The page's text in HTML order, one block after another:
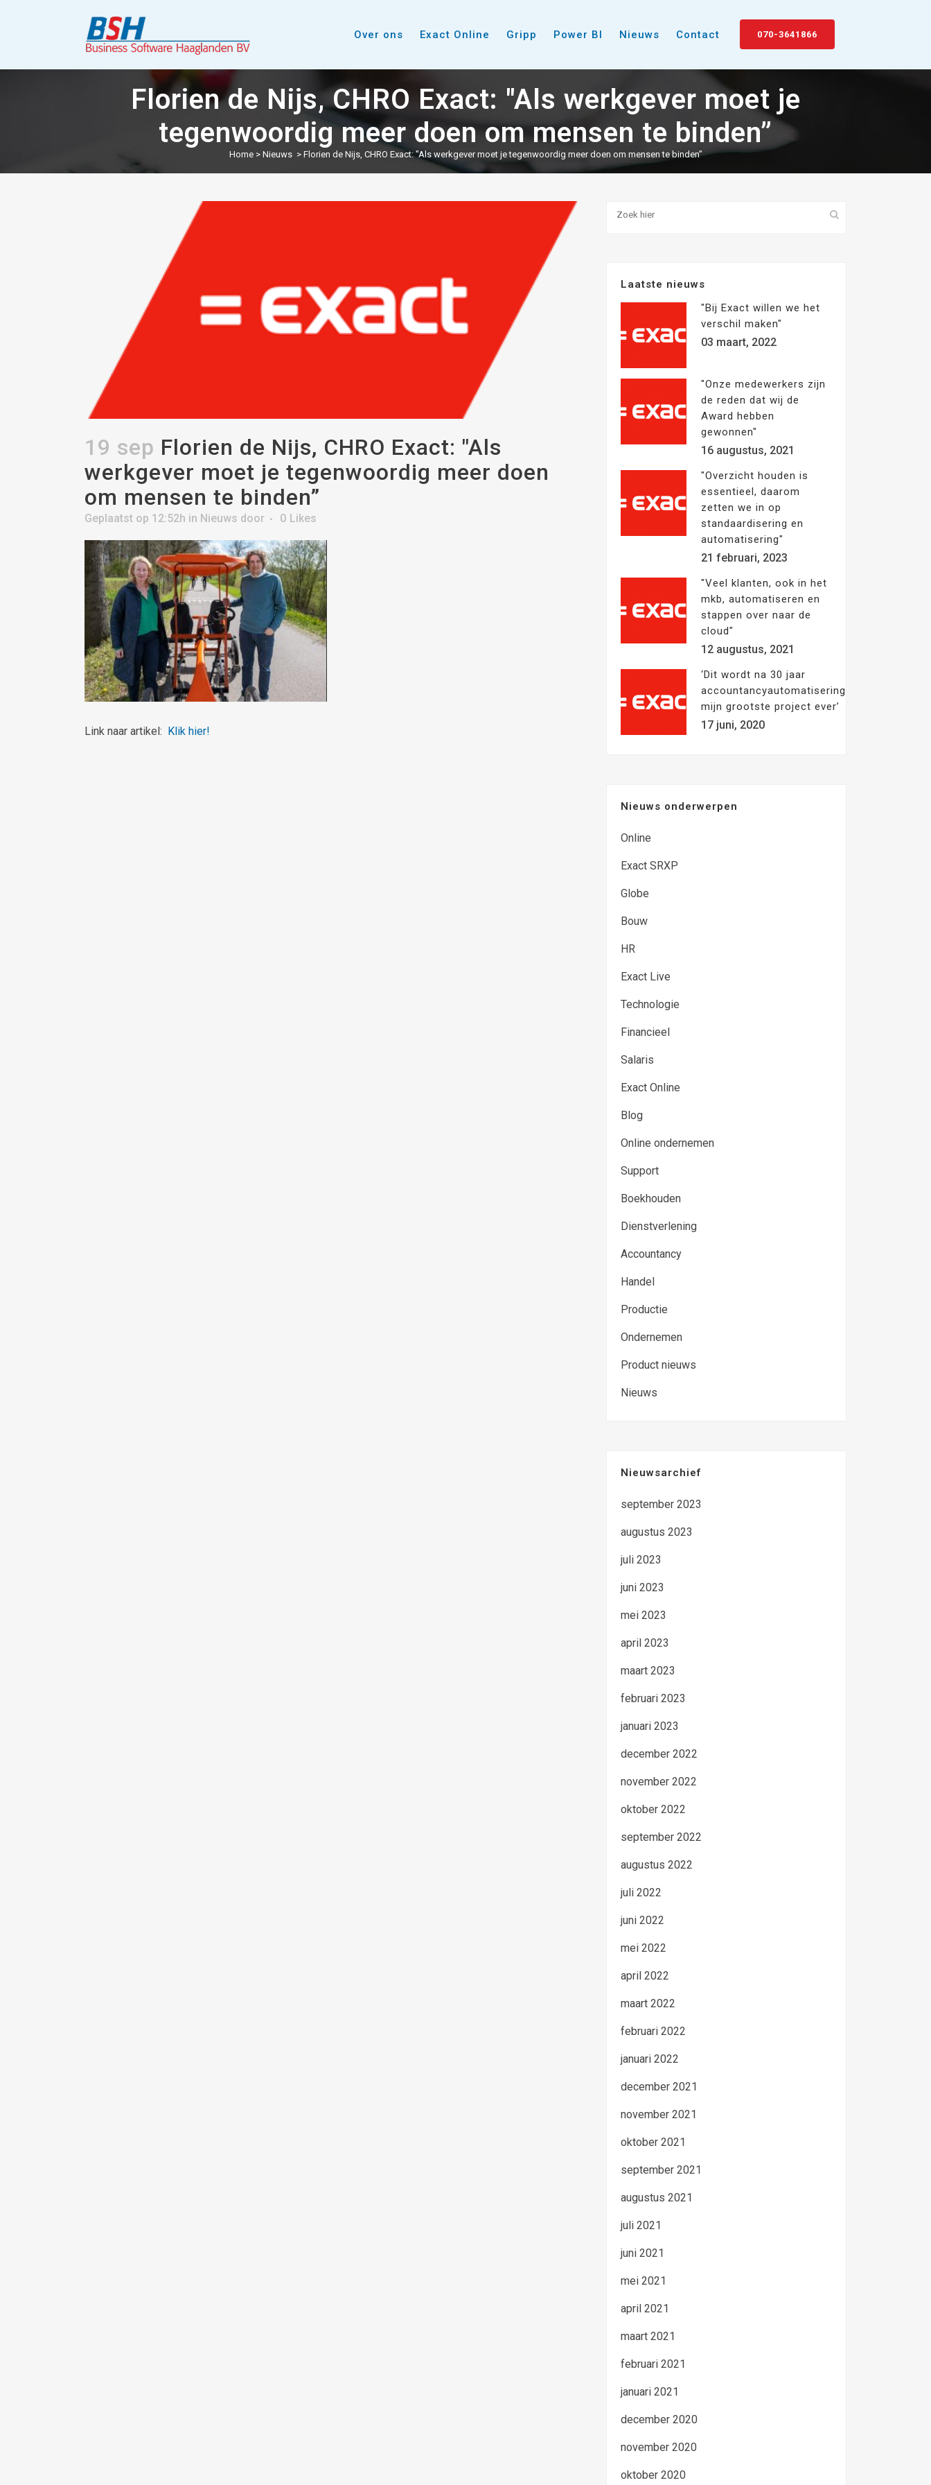
070-3641866
Over ons Exact Online Gripp Power BI Nieuws Contact
Florien de Nijs, CHRO Exact: "Als werkgever moet je
tegenwoordig meer doen om mensen te binden”
Home> Nieuws > Florien de Nijs, CHRO Exact: "Als werkgever moet je tegenwoordig meer doen om mensen te binden”
19 sep Florien de Nijs, CHRO Exact: "Als
werkgever moet je tegenwoordig meer doen
om mensen te binden”
Geplaatst op 12:52h in Nieuws door 0 Likes
Link naar artikel: Klik hier!
Laatste nieuws
"Bij Exact willen we het
verschil maken"
03 maart, 2022
"Onze medewerkers zijn
de reden dat wij de
Award hebben
gewonnen"
16 augustus, 2021
"Overzicht houden is
essentieel, daarom
zetten we in op
standaardisering en
automatisering"
21 februari, 2023
"Veel klanten, ook in het
mkb, automatiseren en
stappen over naar de
cloud"
12 augustus, 2021
‘Dit wordt na 30 jaar
accountancyautomatisering
mijn grootste project ever’
17 juni, 2020
Nieuws onderwerpen
Online
Exact SRXP
Globe
Bouw
HR
Exact Live
Technologie
Financieel
Salaris
Exact Online
Blog
Online ondernemen
Support
Boekhouden
Dienstverlening
Accountancy
Handel
Productie
Ondernemen
Product nieuws
Nieuws
Nieuwsarchief
september 2023
augustus 2023
juli 2023
juni 2023
mei 2023
april 2023
maart 2023
februari 2023
januari 2023
december 2022
november 2022
oktober 2022
september 2022
augustus 2022
juli 2022
juni 2022
mei 2022
april 2022
maart 2022
februari 2022
januari 2022
december 2021
november 2021
oktober 2021
september 2021
augustus 2021
juli 2021
juni 2021
mei 2021
april 2021
maart 2021
februari 2021
januari 2021
december 2020
november 2020
oktober 2020